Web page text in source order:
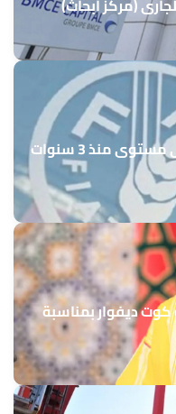
أسعار الغذاء العالمية تسجل أعلى مستوى منذ 3 سنوات
ديفوار بمناسبة